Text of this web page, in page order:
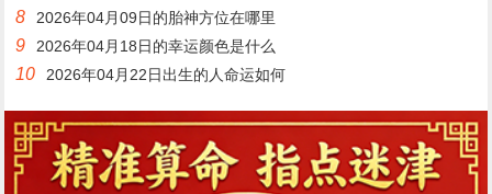
8 2026年04月09日的胎神方位在哪里
9 2026年04月18日的幸运颜色是什么
10 2026年04月22日出生的人命运如何